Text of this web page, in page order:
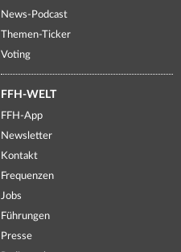
News-Podcast
Themen-Ticker
Voting
FFH-WELT
FFH-App
Newsletter
Kontakt
Frequenzen
Jobs
Führungen
Presse